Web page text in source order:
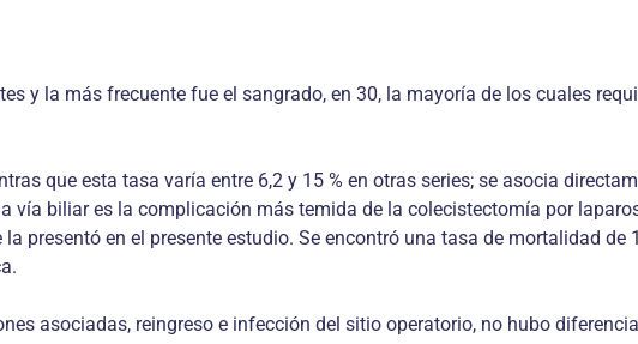
y la más frecuente fue el sangrado, en 30, la mayoría de los cuales
que esta tasa varía entre 6,2 y 15 % en otras series; se asocia
vía biliar es la complicación más temida de la colecistectomía por
presentó en el presente estudio. Se encontró una tasa de mortalidad de
asociadas, reingreso e infección del sitio operatorio, no hubo